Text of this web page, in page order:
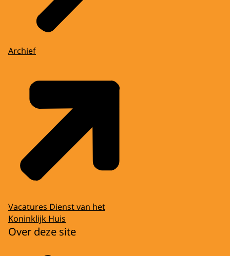
Archief
Vacatures Dienst van het
Koninklijk Huis
Over deze site